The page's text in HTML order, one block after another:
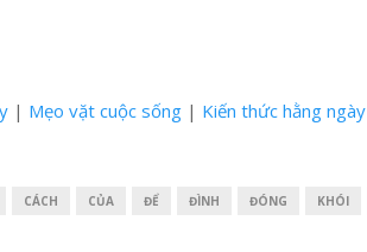
| Mẹo vặt cuộc sống | Kiến thức hằng ngày
CÁCH CỦA ĐỂ ĐÌNH ĐÓNG KHÓI